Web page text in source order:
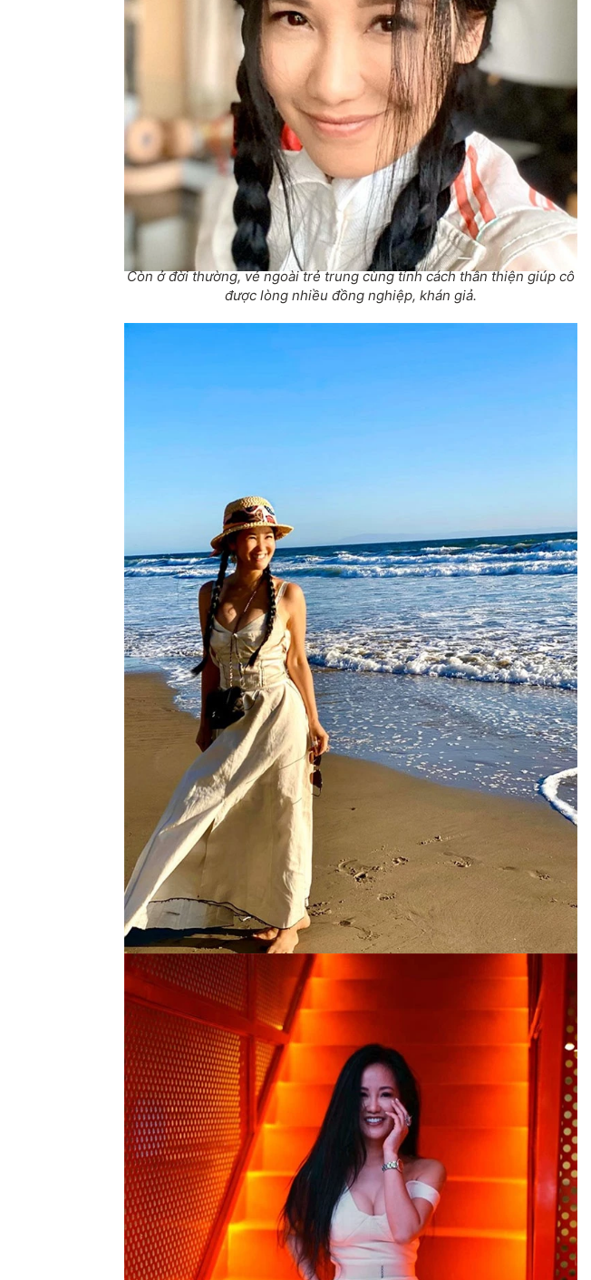
Còn ở đời thường, vẻ ngoài trẻ trung cùng tính cách thân thiện giúp cô
được lòng nhiều đồng nghiệp, khán giả.